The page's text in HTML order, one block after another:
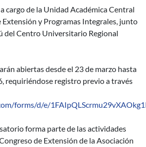
cargo de la Unidad Académica Central
y Programas Integrales, junto
del Centro Universitario Regional
abiertas desde el 23 de marzo hasta
requiriéndose registro previo a través
forms/d/e/
forma parte de las actividades
de Extensión de la Asociación